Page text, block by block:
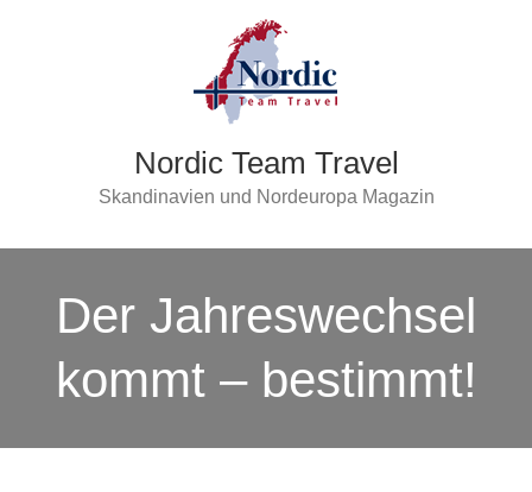
Nordic Team Travel
Skandinavien und Nordeuropa Magazin
Der Jahreswechsel
kommt – bestimmt!